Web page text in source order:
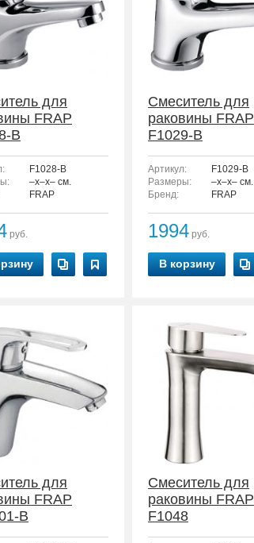
для
FRAP
B
F1028-B
–x–x– см.
FRAP
руб.
Смеситель для
раковины FRAP
F1029-B
Артикул:
F1029-B
Размеры:
–x–x– см.
Бренд:
FRAP
1994 руб.
В корзину
для
FRAP
B
Смеситель для
раковины FRAP
F1048